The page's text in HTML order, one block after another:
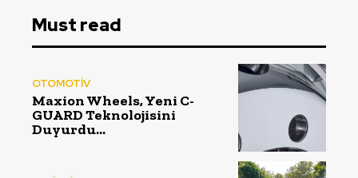
Must read
OTOMOTİV
Maxion Wheels, Yeni C-
GUARD Teknolojisini
Duyurdu…